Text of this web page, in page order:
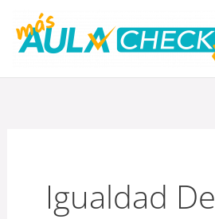
contenido
Igualdad De